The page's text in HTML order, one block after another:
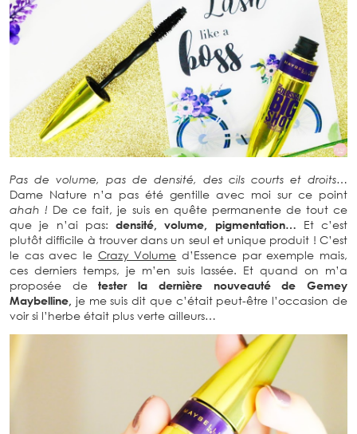
Pas de volume, pas de densité, des cils courts et droits…
Dame Nature n’a pas été gentille avec moi sur ce point
ahah ! De ce fait, je suis en quête permanente de tout ce
que je n’ai pas: densité, volume, pigmentation… Et c’est
plutôt difficile à trouver dans un seul et unique produit ! C’est
le cas avec le Crazy Volume d’Essence par exemple mais,
ces derniers temps, je m’en suis lassée. Et quand on m’a
proposée detester la dernière nouveauté de Gemey
Maybelline, je me suis dit que c’était peut-être l’occasion de
voir si l’herbe était plus verte ailleurs…